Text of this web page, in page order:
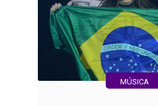
MÚSICA